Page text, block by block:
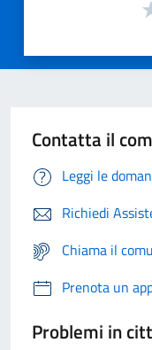
Contatta il
Leggi le
Richiedi
Chiama il
Prenota un
Problemi in